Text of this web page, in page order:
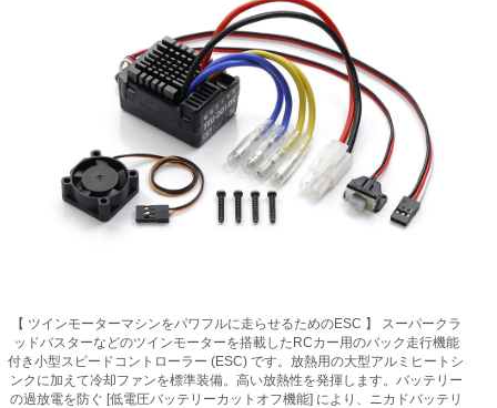
【 ツインモーターマシンをパワフルに走らせるためのESC 】 スーパークラ
ッドバスターなどのツインモーターを搭載したRCカー用のバック走行機能
付き小型スピードコントローラー (ESC) です。放熱用の大型アルミヒートシ
ンクに加えて冷却ファンを標準装備。高い放熱性を発揮します。バッテリー
の過放電を防ぐ [低電圧バッテリーカットオフ機能] により、ニカドバッテリ